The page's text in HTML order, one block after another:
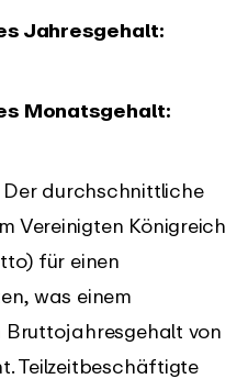
Jahresgehalt:
Monatsgehalt:
Der durchschnittliche
Vereinigten Königreich
für einen
was einem
von
Teilzeitbeschäftigte